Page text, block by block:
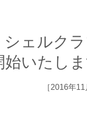
ェルク
始いたし
［2016年11